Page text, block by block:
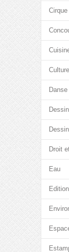
Cirque
Culture
Danse
Dessin
Droit
Eau
Edition